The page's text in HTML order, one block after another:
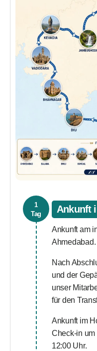
1
Tag
Ankunft
Ankunft am
Ahmedabad.
Nach
und der
unser
für den
Ankunft im
Check-in um
12:00 Uhr.